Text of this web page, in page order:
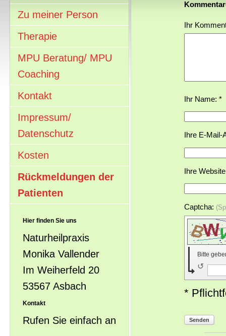
Zu meiner Person
Therapie
MPU Beratung/ MPU
Coaching
Kontakt
Impressum/
Datenschutz
Kosten
Rückmeldungen der
Patienten
Hier finden Sie uns
Naturheilpraxis
Monika Vallender
Im Weiherfeld 20
53567 Asbach
Kontakt
Rufen Sie einfach an
Ihr
Ihr Name: *
Ihre E-
Ihre
Captcha:
Bitte
↺
*
Senden